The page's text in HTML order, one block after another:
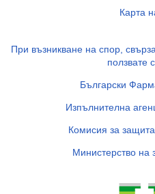
Карта
При възникване на спор,
ползвате
Български
Изпълнителна
Комисия за
Министерство на